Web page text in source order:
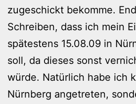
zugeschickt bekomme.
Schreiben, dass ich mein
spätestens 15.08.09 in
soll, da dieses sonst
würde. Natürlich habe ich
Nürnberg angetreten,